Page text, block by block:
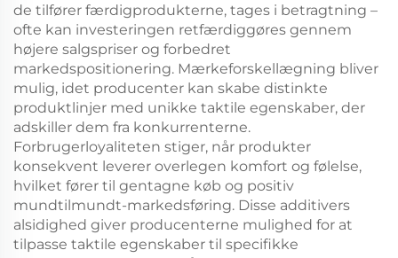
de tilfører færdigprodukterne, tages i betragtning –
ofte kan investeringen retfærdiggøres gennem
højere salgspriser og forbedret
markedspositionering. Mærkeforskellægning bliver
mulig, idet producenter kan skabe distinkte
produktlinjer med unikke taktile egenskaber, der
adskiller dem fra konkurrenterne.
Forbrugerloyaliteten stiger, når produkter
konsekvent leverer overlegen komfort og følelse,
hvilket fører til gentagne køb og positiv
mundtilmundt-markedsføring. Disse additivers
alsidighed giver producenterne mulighed for at
tilpasse taktile egenskaber til specifikke